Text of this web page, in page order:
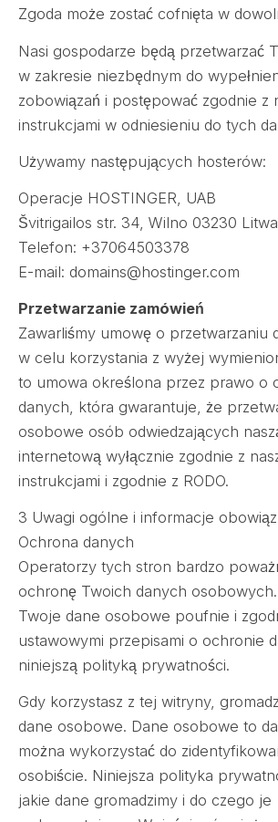
Zgoda może zostać cofnięta w
Nasi gospodarze będą przetwarzać
w zakresie niezbędnym do
zobowiązań i postępować zgodnie z
instrukcjami w odniesieniu do tych
Używamy następujących hosterów:
Operacje HOSTINGER, UAB
Švitrigailos str. 34, Wilno 03230 Litwa
Telefon: +37064503378
E-mail: domains@hostinger.com
Przetwarzanie zamówień
Zawarliśmy umowę o przetwarzaniu
w celu korzystania z wyżej
to umowa określona przez prawo o
danych, która gwarantuje, że
osobowe osób odwiedzających
internetową wyłącznie zgodnie z
instrukcjami i zgodnie z RODO.
3 Uwagi ogólne i informacje
Ochrona danych
Operatorzy tych stron bardzo
ochronę Twoich danych
Twoje dane osobowe poufnie i
ustawowymi przepisami o ochronie
niniejszą polityką prywatności.
Gdy korzystasz z tej witryny,
dane osobowe. Dane osobowe to
można wykorzystać do
osobiście. Niniejsza polityka
jakie dane gromadzimy i do czego je